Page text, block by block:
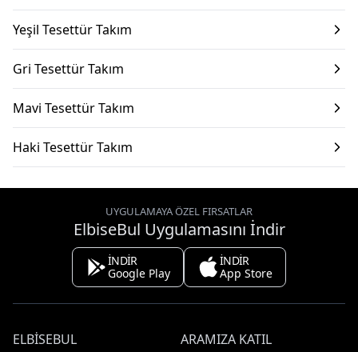
Yeşil Tesettür Takım
Gri Tesettür Takım
Mavi Tesettür Takım
Haki Tesettür Takım
UYGULAMAYA ÖZEL FIRSATLAR
ElbiseBul Uygulamasını İndir
İNDİR
Google Play
İNDİR
App Store
ELBISEBUL
ARAMIZA KATIL